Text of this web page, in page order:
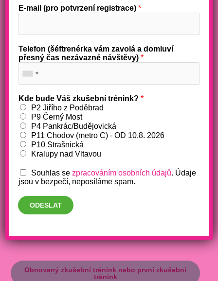
Přijďte znovu: Máme novinky
akce ,fitko,ženy/ NapsalBarbora Makošová
naše služby
Obnovený zkušební trénink nebo první zkušební
trénink
E-mail (pro potvrzení registrace)*
Telefon (šéftrenérka vám zavolá a domluví
přesný čas nezávazné návštěvy)*
Kde bude Váš zkušební trénink?*
P2 Jiřího z Poděbrad
P9 Černý Most
P4 Pankrác/Budějovická
P11 Chodov (metro C) - OD 10.8. 2026
P10 Strašnická
Kralupy nad Vltavou
Souhlas sezpracováním osobních údajů. Údaje
jsou v bezpečí, neposíláme spam.
ODESLAT